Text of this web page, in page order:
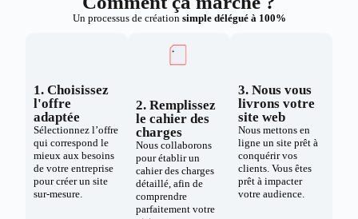
Un processus de création simple délégué à 100%
1. Choisissez
l'offre
adaptée
Sélectionnez l’offre
qui correspond le
mieux aux besoins
de votre entreprise
pour créer un site
sur-mesure.
2. Remplissez
le cahier des
charges
Nous collaborons
pour établir un
cahier des charges
détaillé, afin de
comprendre
parfaitement votre
3. Nous vous
livrons votre
site web
Nous mettons en
ligne un site prêt à
conquérir vos
clients. Vous êtes
prêt à impacter
votre audience.